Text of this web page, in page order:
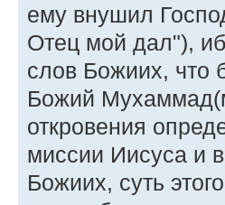
ему внушил
Отец мой дал"),
слов Божиих, что
Божий
откровения
миссии Иисуса и
Божиих, cуть